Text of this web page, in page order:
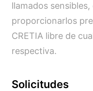
llamados
proporcionarlos
CRETIA libre de
respectiva.
Solicitudes